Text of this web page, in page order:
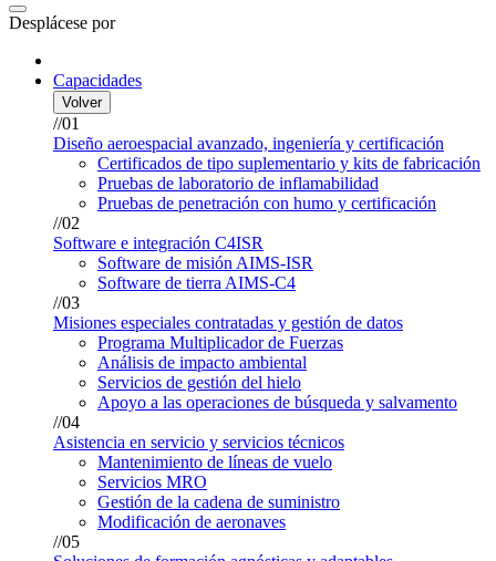
Desplácese por
Capacidades
Volver
//01
Diseño aeroespacial avanzado, ingeniería y certificación
Certificados de tipo suplementario y kits de fabricación
Pruebas de laboratorio de inflamabilidad
Pruebas de penetración con humo y certificación
//02
Software e integración C4ISR
Software de misión AIMS-ISR
Software de tierra AIMS-C4
//03
Misiones especiales contratadas y gestión de datos
Programa Multiplicador de Fuerzas
Análisis de impacto ambiental
Servicios de gestión del hielo
Apoyo a las operaciones de búsqueda y salvamento
//04
Asistencia en servicio y servicios técnicos
Mantenimiento de líneas de vuelo
Servicios MRO
Gestión de la cadena de suministro
Modificación de aeronaves
//05